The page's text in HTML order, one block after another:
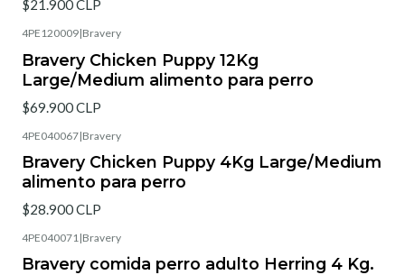
$21.900 CLP
4PE120009|Bravery
Bravery Chicken Puppy 12Kg
Large/Medium alimento para perro
$69.900 CLP
4PE040067|Bravery
Bravery Chicken Puppy 4Kg Large/Medium
alimento para perro
$28.900 CLP
4PE040071|Bravery
Bravery comida perro adulto Herring 4 Kg.